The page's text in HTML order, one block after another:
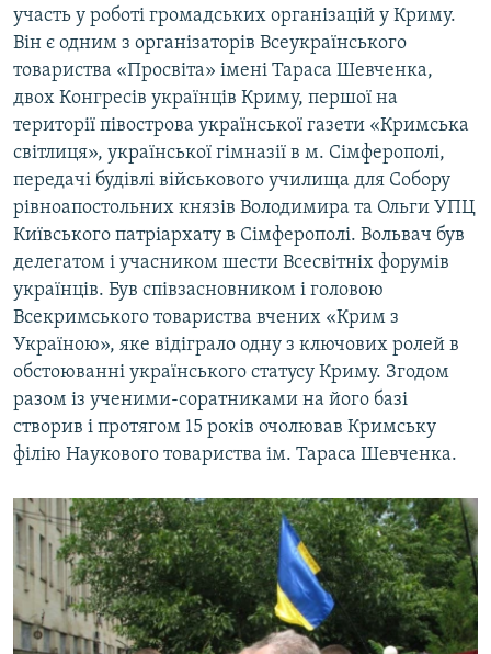
участь у роботі громадських організацій у Криму.
Він є одним з організаторів Всеукраїнського
товариства «Просвіта» імені Тараса Шевченка,
двох Конгресів українців Криму, першої на
території півострова української газети «Кримська
світлиця», української гімназії в м. Сімферополі,
передачі будівлі військового училища для Собору
рівноапостольних князів Володимира та Ольги УПЦ
Київського патріархату в Сімферополі. Вольвач був
делегатом і учасником шести Всесвітніх форумів
українців. Був співзасновником і головою
Всекримського товариства вчених «Крим з
Україною», яке відіграло одну з ключових ролей в
обстоюванні українського статусу Криму. Згодом
разом із ученими-соратниками на його базі
створив і протягом 15 років очолював Кримську
філію Наукового товариства ім. Тараса Шевченка.